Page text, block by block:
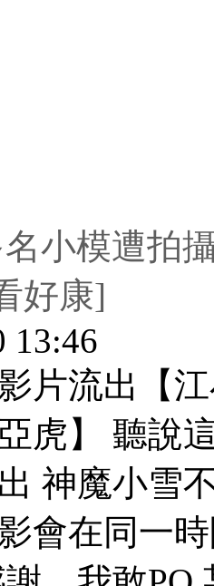
小模遭拍
好康]
13:46
片流出【
虎】 聽說
神魔小雪
會在同一